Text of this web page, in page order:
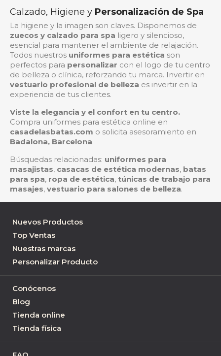
Calzado, Higiene y Personalización de Spa
La higiene y la imagen son claves. Disponemos de
zuecos y calzado para spa ligero y silencioso,
esencial para mantener el ambiente de relajación.
Todos nuestros uniformes para estética son
perfectos para personalizar con el logo de tu centro
de belleza o clínica, reforzando tu marca. Invertir en
vestuario profesional de belleza es invertir en la
experiencia de tus clientes.
Viste la elegancia y el confort en tu centro.
Compra uniformes para estética online en
casadelasbatas.com o solicita asesoramiento en
Badalona, Barcelona.
Búsquedas relacionadas: uniformes para
masajistas, casacas de estética modernas, batas
para spa, ropa de estética, túnicas de trabajo para
masajes, vestuario para salones de belleza.
Nuevos Productos
Top Ventas
Nuestras marcas
Personalizar Producto
Conócenos
Blog
Tienda online
Tienda física